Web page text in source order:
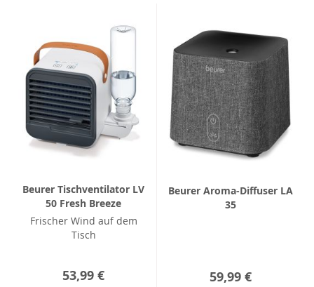
Beurer Tischventilator LV
50 Fresh Breeze
Frischer Wind auf dem
Tisch
53,99 €
Beurer Aroma-Diffuser LA
35
59,99 €